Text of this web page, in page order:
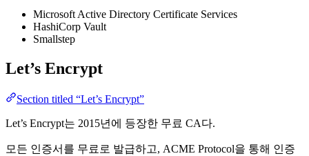
Microsoft Active Directory Certificate Services
HashiCorp Vault
Smallstep
Let’s Encrypt
Section titled “Let’s Encrypt”
Let’s Encrypt는 2015년에 등장한 무료 CA다.
모든 인증서를 무료로 발급하고, ACME Protocol을 통해 인증